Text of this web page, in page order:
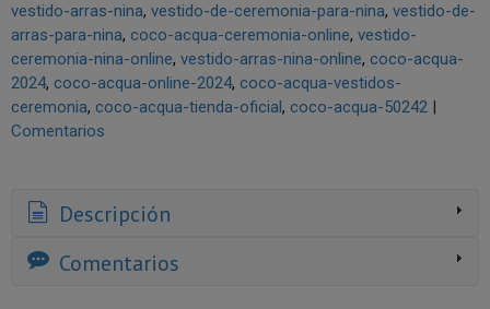
vestido-arras-nina vestido-de-ceremonia-para-nina vestido-de-
arras-para-nina coco-acqua-ceremonia-online vestido-
ceremonia-nina-online vestido-arras-nina-online coco-acqua-
2024 coco-acqua-online-2024 coco-acqua-vestidos-
ceremonia coco-acqua-tienda-oficial coco-acqua-50242 |
Comentarios
Descripción
Comentarios